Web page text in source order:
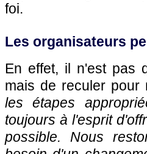
foi.
Les organisateurs
En effet, il n'est pas
mais de reculer pour
les étapes
toujours à l'esprit
possible. Nous